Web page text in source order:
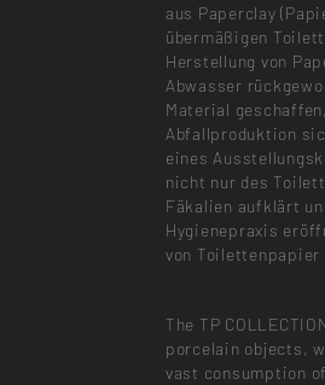
aus Paperclay
übermäßigen
Herstellung von
Abwasser
Material
Abfallproduktion
eines
nicht nur des
Fäkalien aufklärt
Hygienepraxis
von Toilettenpapier
The TP
porcelain objects,
vast consumption